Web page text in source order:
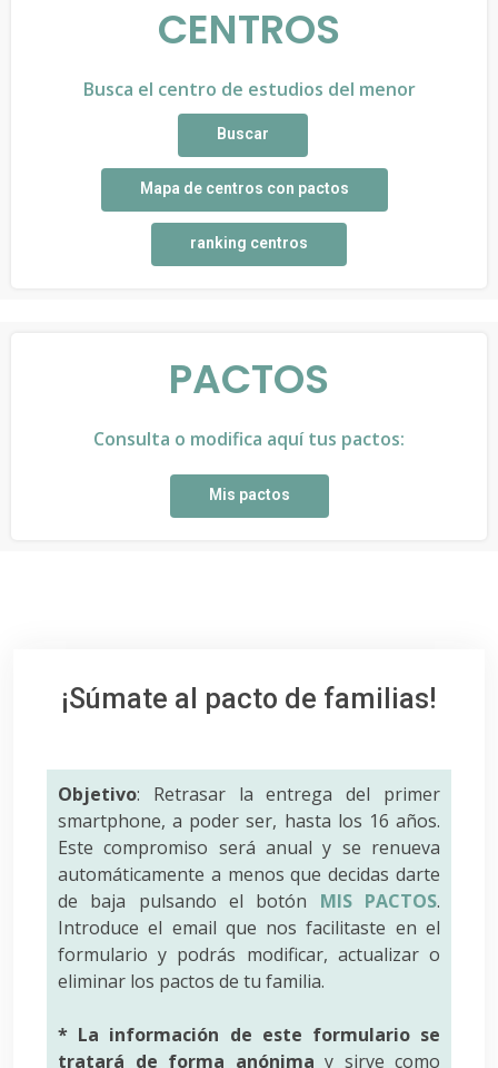
CENTROS
Busca el centro de estudios del menor
Buscar
Mapa de centros con pactos
ranking centros
PACTOS
Consulta o modifica aquí tus pactos:
Mis pactos
¡Súmate al pacto de familias!
Objetivo: Retrasar la entrega del primer
smartphone, a poder ser, hasta los 16 años.
Este compromiso será anual y se renueva
automáticamente a menos que decidas darte
de baja pulsando el botón MIS PACTOS.
Introduce el email que nos facilitaste en el
formulario y podrás modificar, actualizar o
eliminar los pactos de tu familia.
* La información de este formulario se
tratará de forma anónima y sirve como